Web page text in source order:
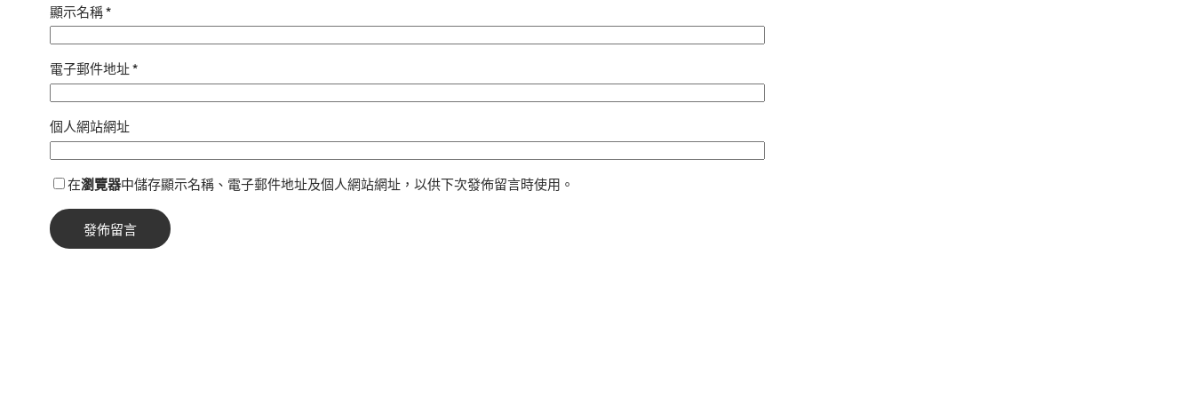
顯示名稱*
電子郵件地址*
個人網站網址
在瀏覽器中儲存顯示名稱、電子郵件地址及個人網站網址，以供下次發佈留言時使用。